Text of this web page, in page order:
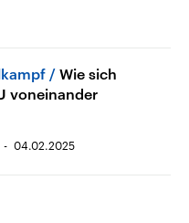
Wie sich
voneinander
04.02.2025